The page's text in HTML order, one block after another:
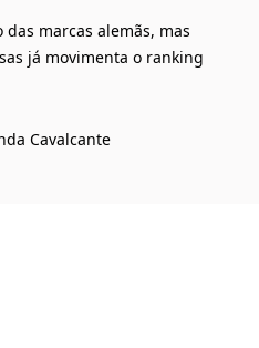
marcas alemãs, mas
já movimenta o ranking
Cavalcante